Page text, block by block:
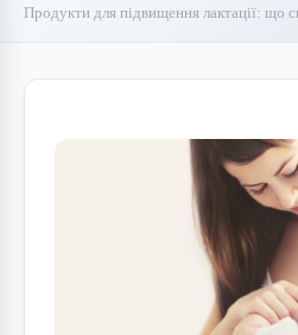
Продукти для підвищення лактації: що